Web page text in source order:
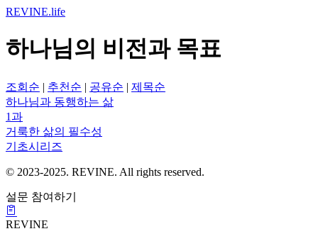
REVINE.life
하나님의 비전과 목표
조회순 | 추천순 | 공유순 | 제목순
하나님과 동행하는 삶
1과
거룩한 삶의 필수성
기초시리즈
© 2023-2025. REVINE. All rights reserved.
설문 참여하기
REVINE